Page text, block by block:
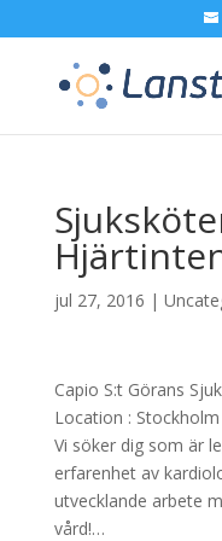
jul 27, 2016 |
Capio S:t Görans
Location : Stockholm
Vi söker dig som är
erfarenhet av
utvecklande arbete
vård!…